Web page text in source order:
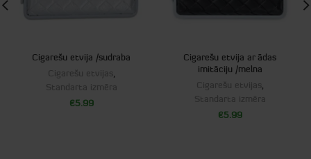
Cigarešu etvija /sudraba
,
€5.99
Cigarešu etvija ar ādas
imitāciju /melna
,
€5.99